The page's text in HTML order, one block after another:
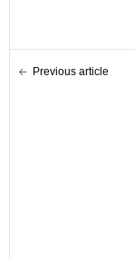
Previous article